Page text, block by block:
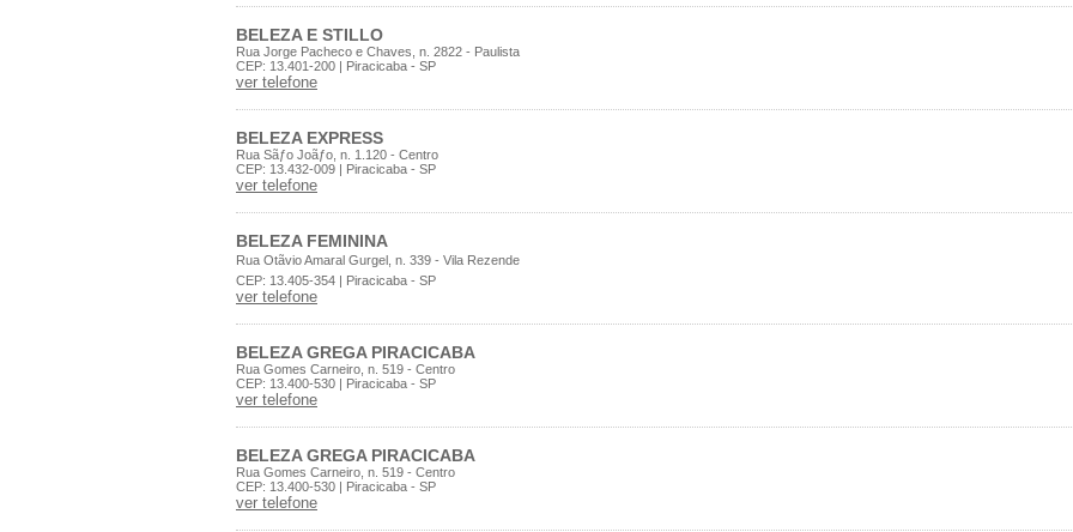
BELEZA E STILLO
Rua Jorge Pacheco e Chaves, n. 2822 - Paulista
CEP: 13.401-200 | Piracicaba - SP
ver telefone
BELEZA EXPRESS
Rua Sãƒo Joãƒo, n. 1.120 - Centro
CEP: 13.432-009 | Piracicaba - SP
ver telefone
BELEZA FEMININA
Rua Otãvio Amaral Gurgel, n. 339 - Vila Rezende
CEP: 13.405-354 | Piracicaba - SP
ver telefone
BELEZA GREGA PIRACICABA
Rua Gomes Carneiro, n. 519 - Centro
CEP: 13.400-530 | Piracicaba - SP
ver telefone
BELEZA GREGA PIRACICABA
Rua Gomes Carneiro, n. 519 - Centro
CEP: 13.400-530 | Piracicaba - SP
ver telefone